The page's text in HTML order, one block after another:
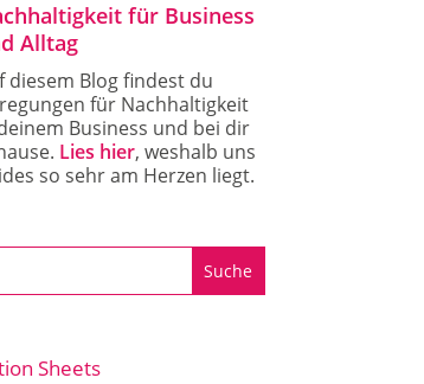
für Business
Alltag
diesem Blog findest du
für Nachhaltigkeit
Business und bei dir
Lies hier, weshalb uns
so sehr am Herzen liegt.
Sheets